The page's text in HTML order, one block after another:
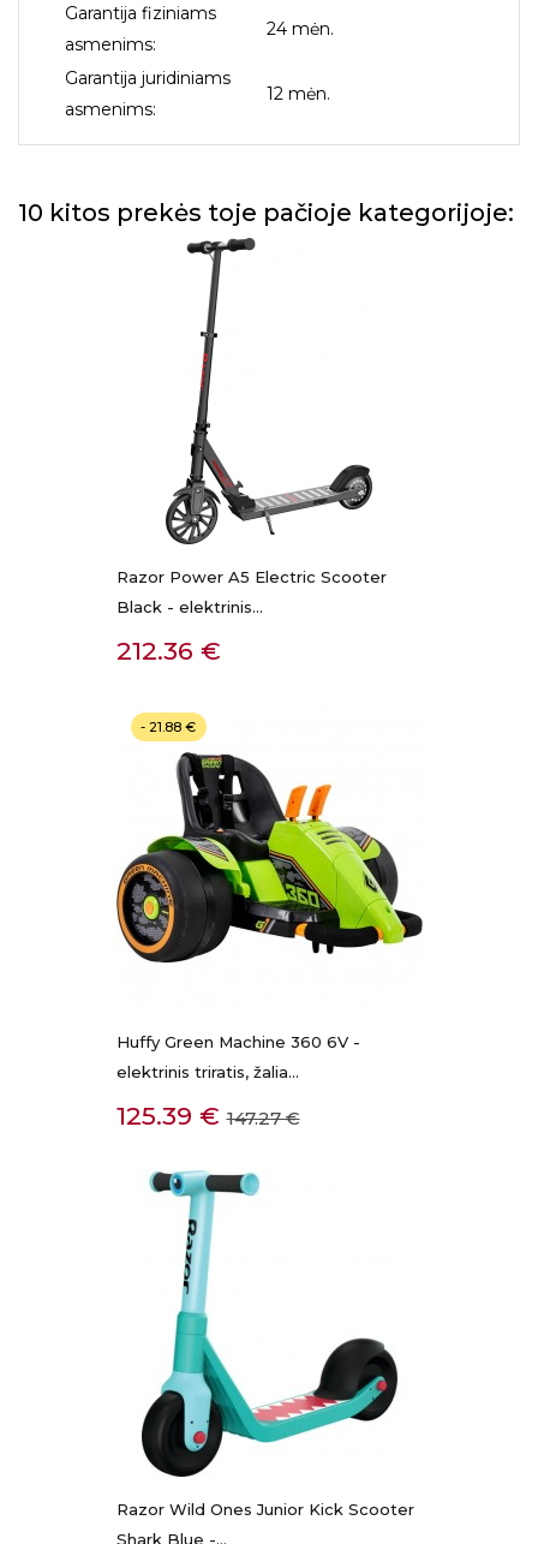
Garantija fiziniams
asmenims:
24 mėn.
Garantija juridiniams
asmenims:
12 mėn.
10 kitos prekės toje pačioje kategorijoje:
Razor Power A5 Electric Scooter
Black - elektrinis...
Kaina
212.36 €
Huffy Green Machine 360 6V -
elektrinis triratis, žalia...
Kaina
125.39 € Bazinė
147.27 €
- 21.88 €
Razor Wild Ones Junior Kick Scooter
Shark Blue -...